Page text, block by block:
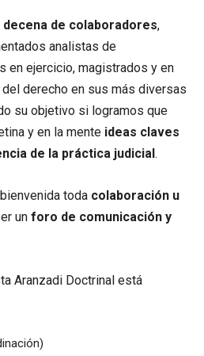
decena de colaboradores,
analistas de
en ejercicio, magistrados y en
derecho en sus más diversas
su objetivo si logramos que
y en la mente ideas claves
de la práctica judicial .
toda colaboración u
un foro de comunicación y
Aranzadi Doctrinal está